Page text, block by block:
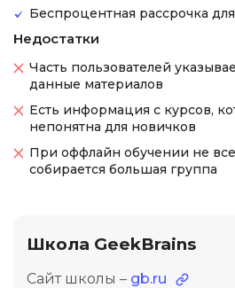
Беспроцентная рассрочка
Недостатки
Часть пользователей
данные материалов
Есть информация с курсов,
непонятна для новичков
При оффлайн обучении не
собирается большая группа
Школа GeekBrains
Сайт школы – gb.ru